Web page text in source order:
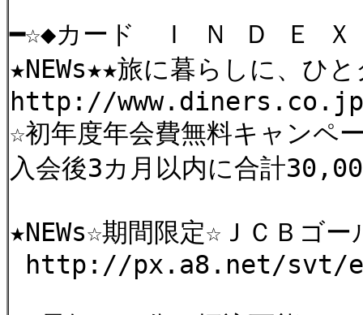
━☆◆カード Ｉ Ｎ Ｄ Ｅ
★NEWs★★旅に暮らしに、ひ
http://www.diners.co.jp/
☆初年度年会費無料キャンペ
入会後3カ月以内に合計
★NEWs☆期間限定☆ＪＣＢゴ
http://px.a8.net/svt/